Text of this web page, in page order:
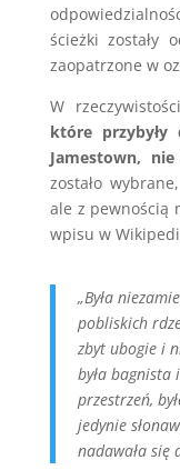
ścieżki zostały
zaopatrzone w
W
które
Jamestown,
zostało
ale z pewnością
wpisu w
„Była
pobliskich
zbyt ubogie i
była bagnista
przestrzeń,
jedynie
nadawała się